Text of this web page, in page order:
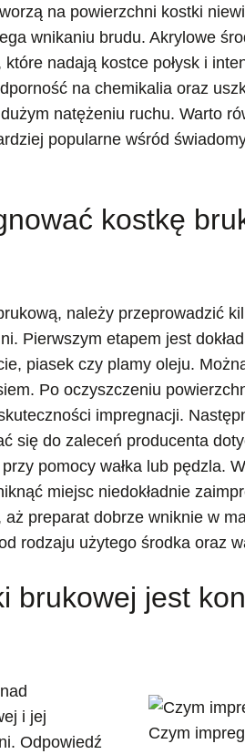
na powierzchni kostki
wnikaniu brudu. Akrylowe
nadają kostce połysk i
na chemikalia oraz
natężeniu ruchu. Warto
popularne wśród
kostkę
należy przeprowadzić
Pierwszym etapem jest
piasek czy plamy oleju.
Po oczyszczeniu
impregnacji.
się do zaleceń producenta
pomocy wałka lub pędzla.
miejsc niedokładnie
preparat dobrze wniknie w
rodzaju użytego środka oraz
brukowej jest
Czym
i jej
Odpowiedź